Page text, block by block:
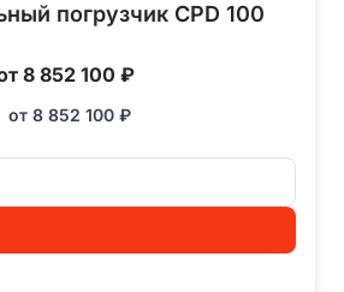
погрузчик CPD 100
8 852 100 ₽
от 8 852 100 ₽